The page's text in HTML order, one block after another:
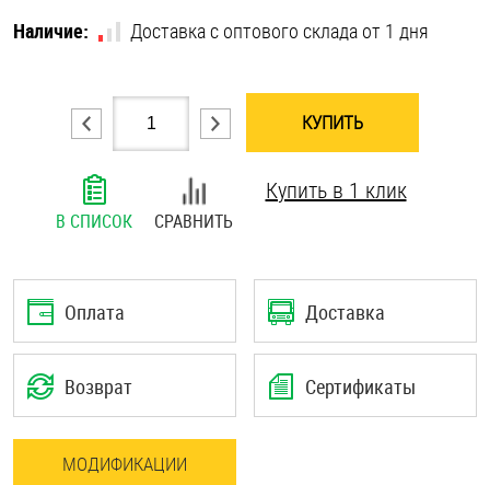
Шплинты
Штифты и пальцы
Наличие:
Доставка с оптового склада от 1 дня
КУПИТЬ
В СПИСОК СРАВНИТЬ
Купить в 1 клик
Оплата Доставка
Возврат Сертификаты
МОДИФИКАЦИИ